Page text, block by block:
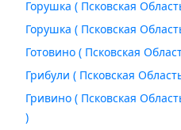
Горушка ( Псковская
Горушка ( Псковская
Готовино ( Псковская
Грибули ( Псковская
Гривино ( Псковская
)